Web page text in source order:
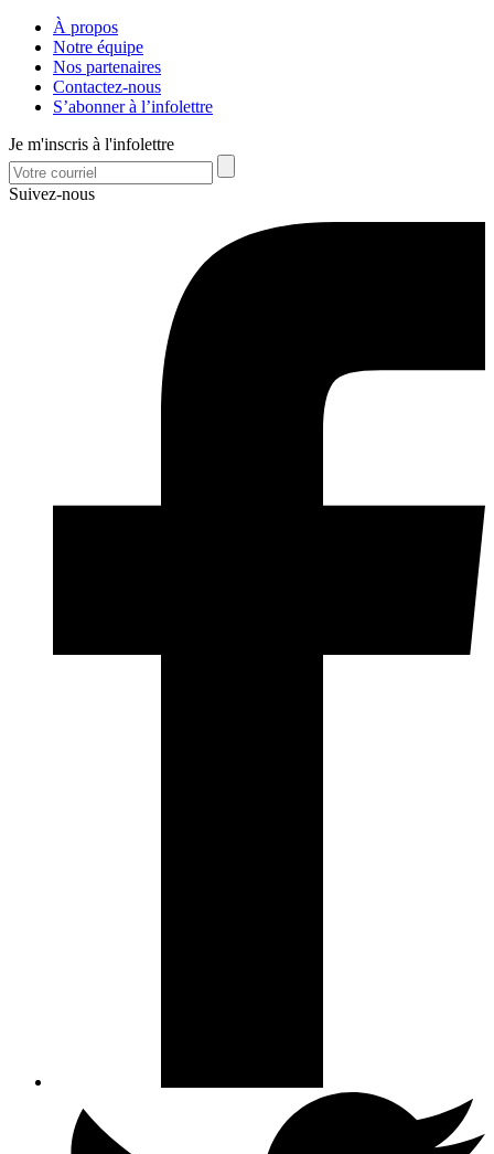
À propos
Notre équipe
Nos partenaires
Contactez-nous
S’abonner à l’infolettre
Je m'inscris à l'infolettre
Suivez-nous